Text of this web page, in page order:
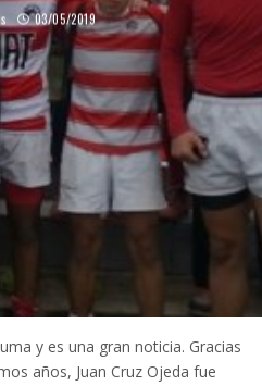
03/05/2019
y es una gran noticia. Gracias
años, Juan Cruz Ojeda fue